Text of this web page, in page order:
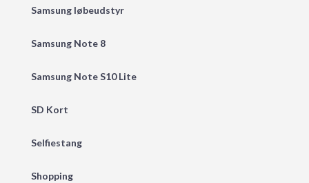
Samsung løbeudstyr
Samsung Note 8
Samsung Note S10 Lite
SD Kort
Selfiestang
Shopping